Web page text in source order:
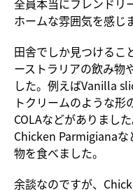
ホームな雰囲気を感じ
田舎でしか見つけるこ
ーストラリアの飲み物
した。例えばVanilla
トクリームのような
COLAなどがありまし
Chicken Parmigianaな
物を食べました。
余談なのですが、